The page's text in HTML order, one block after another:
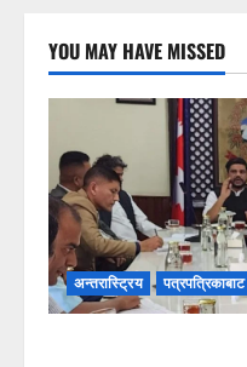
YOU MAY HAVE MISSED
अन्तरास्ट्रिय पत्रपत्रिकाबाट